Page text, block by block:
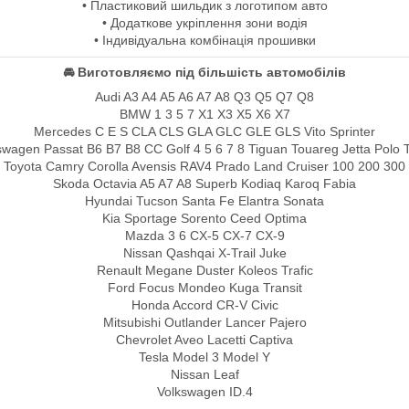
• Пластиковий шильдик з логотипом авто
• Додаткове укріплення зони водія
• Індивідуальна комбінація прошивки
🚘 Виготовляємо під більшість автомобілів
Audi A3 A4 A5 A6 A7 A8 Q3 Q5 Q7 Q8
BMW 1 3 5 7 X1 X3 X5 X6 X7
Mercedes C E S CLA CLS GLA GLC GLE GLS Vito Sprinter
Passat B6 B7 B8 CC Golf 4 5 6 7 8 Tiguan Touareg Jetta Polo
Toyota Camry Corolla Avensis RAV4 Prado Land Cruiser 100 200 300
Skoda Octavia A5 A7 A8 Superb Kodiaq Karoq Fabia
Hyundai Tucson Santa Fe Elantra Sonata
Kia Sportage Sorento Ceed Optima
Mazda 3 6 CX-5 CX-7 CX-9
Nissan Qashqai X-Trail Juke
Renault Megane Duster Koleos Trafic
Ford Focus Mondeo Kuga Transit
Honda Accord CR-V Civic
Mitsubishi Outlander Lancer Pajero
Chevrolet Aveo Lacetti Captiva
Tesla Model 3 Model Y
Nissan Leaf
Volkswagen ID.4